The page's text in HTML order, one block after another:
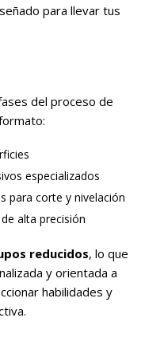
para llevar tus
del proceso de
especializados
para corte y nivelación
alta precisión
reducidos, lo que
y orientada a
habilidades y